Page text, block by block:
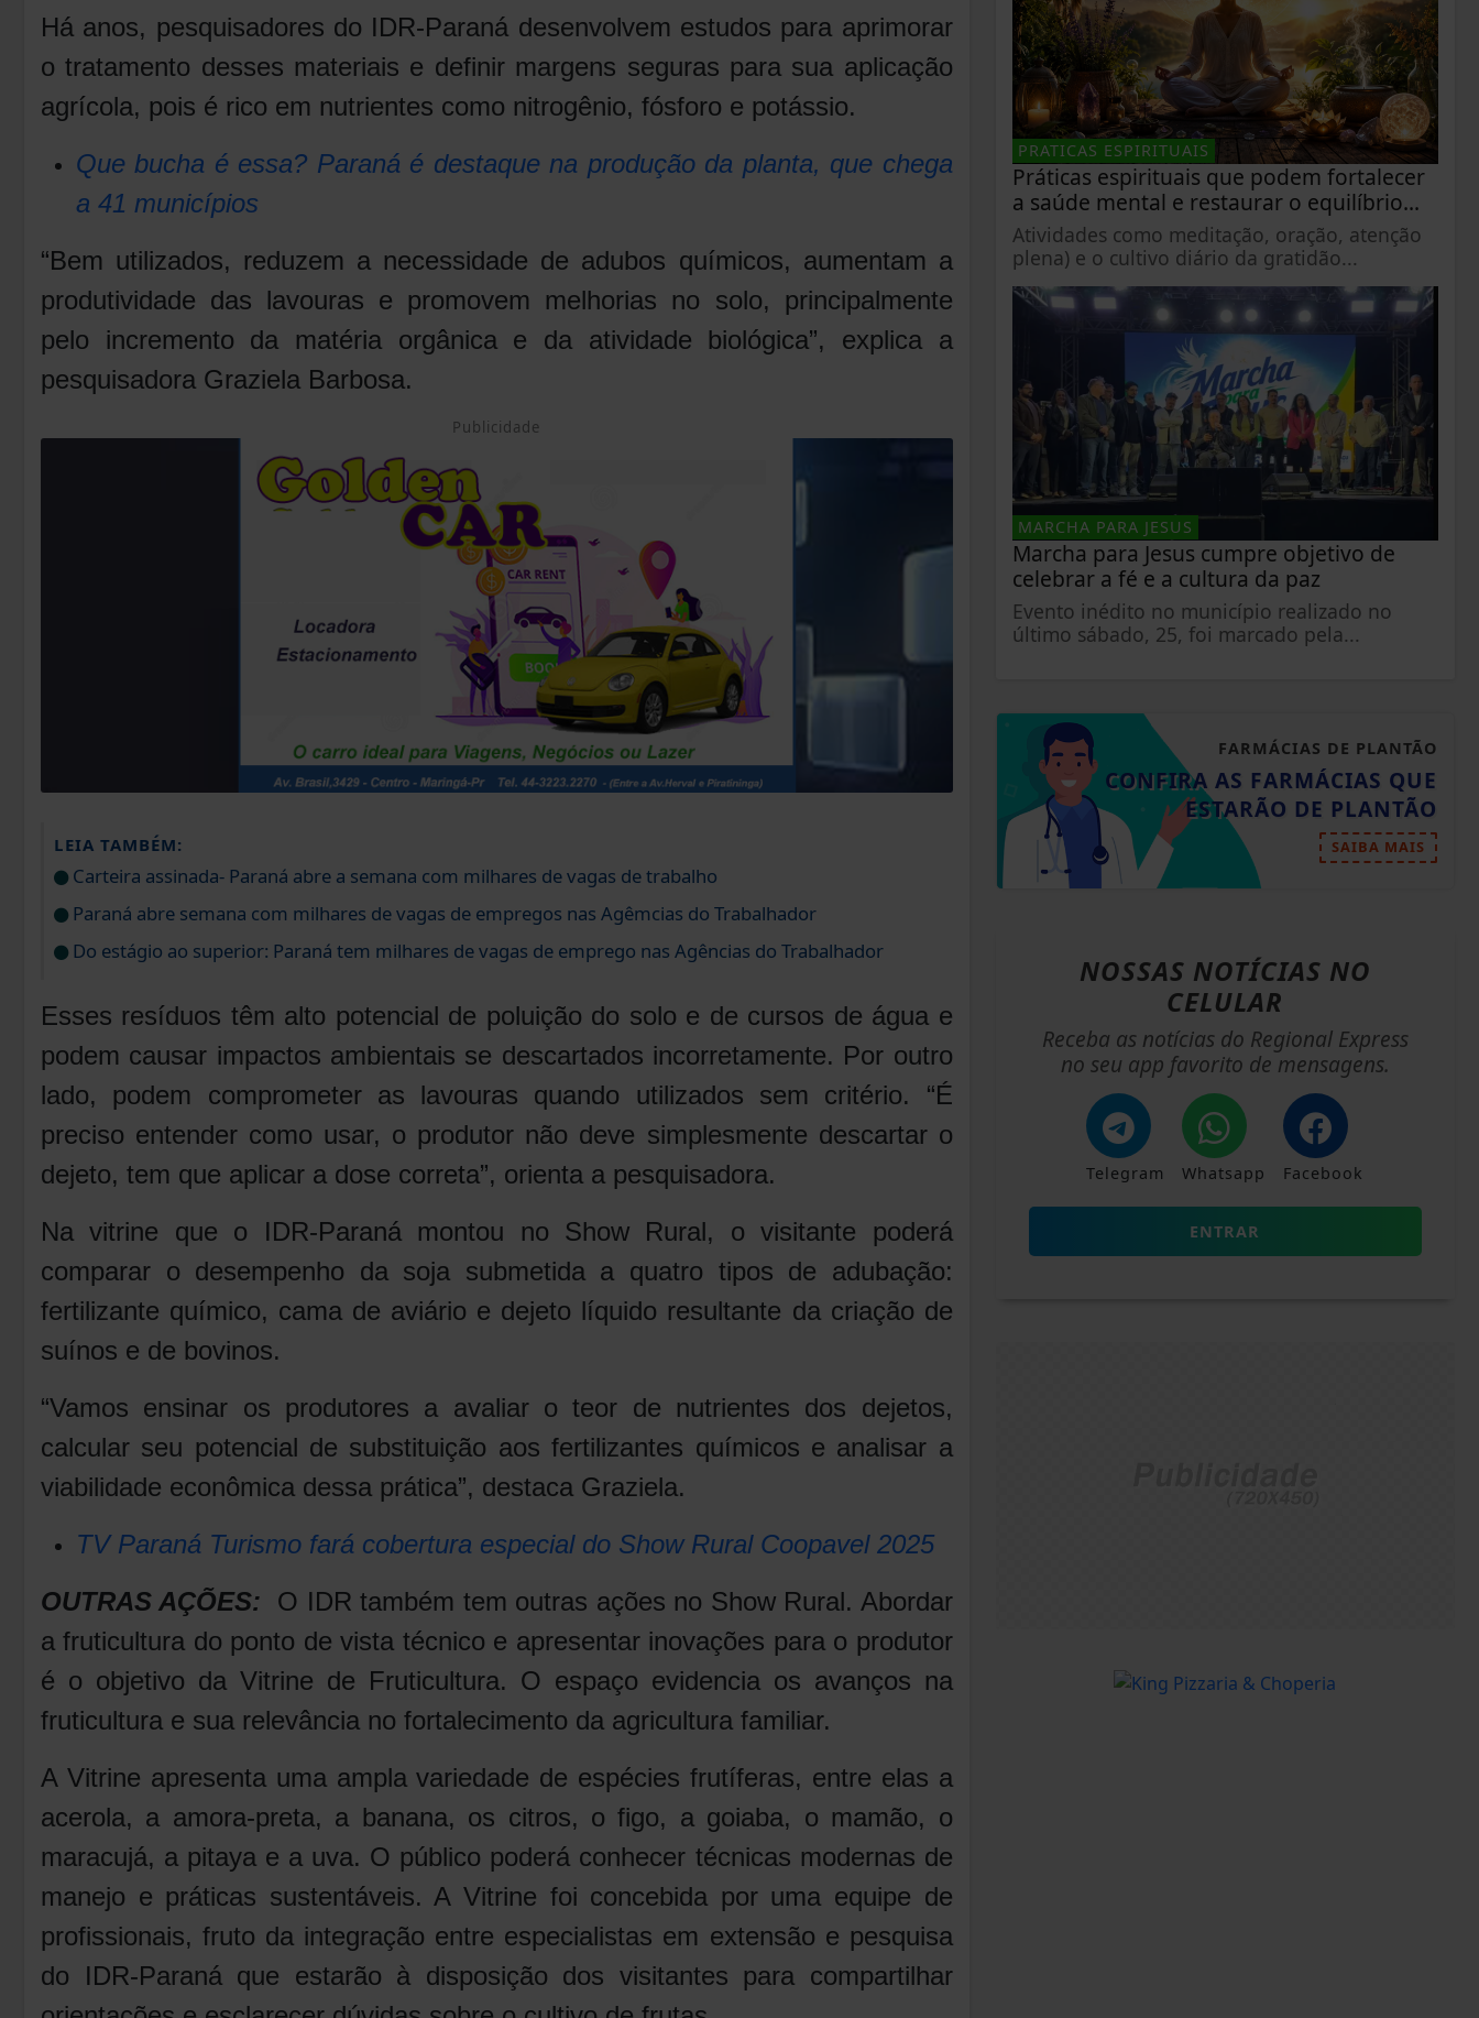
Há anos, pesquisadores do IDR-Paraná desenvolvem estudos para aprimorar
o tratamento desses materiais e definir margens seguras para sua aplicação
agrícola, pois é rico em nutrientes como nitrogênio, fósforo e potássio.
Que bucha é essa? Paraná é destaque na produção da planta, que chega
a 41 municípios
“Bem utilizados, reduzem a necessidade de adubos químicos, aumentam a
produtividade das lavouras e promovem melhorias no solo, principalmente
pelo incremento da matéria orgânica e da atividade biológica”, explica a
pesquisadora Graziela Barbosa.
Publicidade
LEIA TAMBÉM:
Carteira assinada- Paraná abre a semana com milhares de vagas de trabalho
Paraná abre semana com milhares de vagas de empregos nas Agêmcias do Trabalhador
Do estágio ao superior: Paraná tem milhares de vagas de emprego nas Agências do Trabalhador
Esses resíduos têm alto potencial de poluição do solo e de cursos de água e
podem causar impactos ambientais se descartados incorretamente. Por outro
lado, podem comprometer as lavouras quando utilizados sem critério. “É
preciso entender como usar, o produtor não deve simplesmente descartar o
dejeto, tem que aplicar a dose correta”, orienta a pesquisadora.
Na vitrine que o IDR-Paraná montou no Show Rural, o visitante poderá
comparar o desempenho da soja submetida a quatro tipos de adubação:
fertilizante químico, cama de aviário e dejeto líquido resultante da criação de
suínos e de bovinos.
“Vamos ensinar os produtores a avaliar o teor de nutrientes dos dejetos,
calcular seu potencial de substituição aos fertilizantes químicos e analisar a
viabilidade econômica dessa prática”, destaca Graziela.
TV Paraná Turismo fará cobertura especial do Show Rural Coopavel 2025
OUTRAS AÇÕES: O IDR também tem outras ações no Show Rural. Abordar
a fruticultura do ponto de vista técnico e apresentar inovações para o produtor
é o objetivo da Vitrine de Fruticultura. O espaço evidencia os avanços na
fruticultura e sua relevância no fortalecimento da agricultura familiar.
A Vitrine apresenta uma ampla variedade de espécies frutíferas, entre elas a
acerola, a amora-preta, a banana, os citros, o figo, a goiaba, o mamão, o
maracujá, a pitaya e a uva. O público poderá conhecer técnicas modernas de
manejo e práticas sustentáveis. A Vitrine foi concebida por uma equipe de
profissionais, fruto da integração entre especialistas em extensão e pesquisa
do IDR-Paraná que estarão à disposição dos visitantes para compartilhar
PRATICAS ESPIRITUAIS
Práticas espirituais que podem fortalecer
a saúde mental e restaurar o equilíbrio...
Atividades como meditação, oração, atenção
plena) e o cultivo diário da gratidão...
MARCHA PARA JESUS
Marcha para Jesus cumpre objetivo de
celebrar a fé e a cultura da paz
Evento inédito no município realizado no
último sábado, 25, foi marcado pela...
FARMÁCIAS DE PLANTÃO
CONFIRA AS FARMÁCIAS QUE
ESTARÃO DE PLANTÃO
SAIBA MAIS
NOSSAS NOTÍCIAS NO
CELULAR
Receba as notícias do Regional Express
no seu app favorito de mensagens.
Telegram Whatsapp Facebook
ENTRAR